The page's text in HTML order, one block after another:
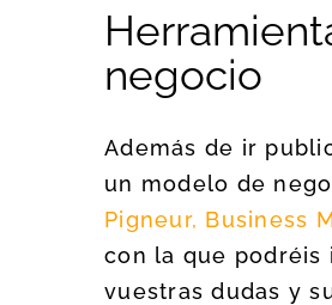
negocio
Además de ir
un modelo de
Pigneur, Business
con la que podréis
vuestras dudas y